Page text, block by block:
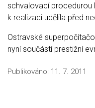
schvalovací procedurou
k realizaci udělila před
Ostravské
nyní součástí prestižní
Publikováno: 11. 7. 2011